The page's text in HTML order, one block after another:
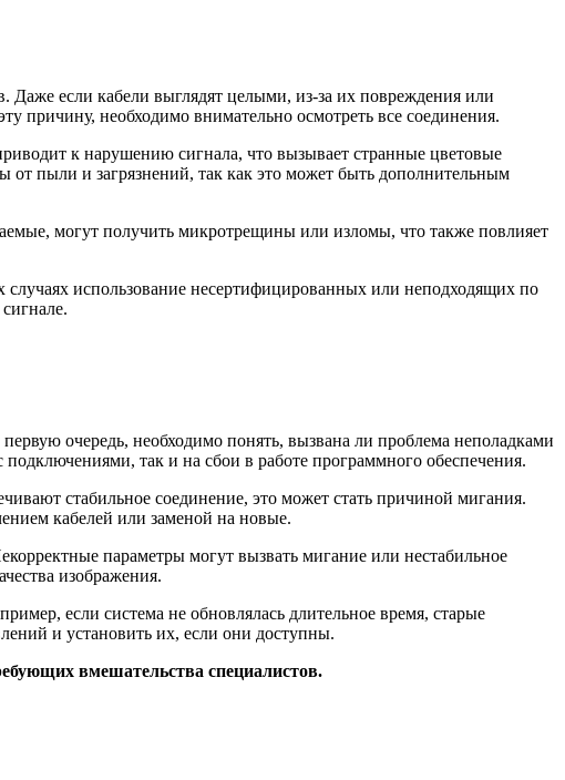
если кабели выглядят целыми, из-за их повреждения или
причину, необходимо внимательно осмотреть все соединения.
к нарушению сигнала, что вызывает странные цветовые
пыли и загрязнений, так как это может быть дополнительным
могут получить микротрещины или изломы, что также повлияет
случаях использование несертифицированных или неподходящих по
очередь, необходимо понять, вызвана ли проблема неполадками
так и на сбои в работе программного обеспечения.
стабильное соединение, это может стать причиной мигания.
кабелей или заменой на новые.
параметры могут вызвать мигание или нестабильное
изображения.
если система не обновлялась длительное время, старые
и установить их, если они доступны.
вмешательства специалистов.